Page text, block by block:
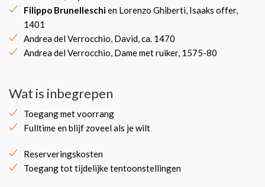
Filippo Brunelleschien Lorenzo Ghiberti, Isaaks offer,
1401
Andrea del Verrocchio, David, ca. 1470
Andrea del Verrocchio, Dame met ruiker, 1575-80
Wat is inbegrepen
Toegang met voorrang
Fulltime en blijf zoveel als je wilt
Reserveringskosten
Toegang tot tijdelijke tentoonstellingen